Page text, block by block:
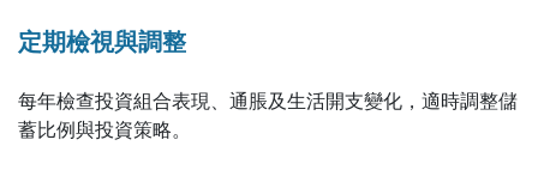
定期檢視與調整
每年檢查投資組合表現、通脹及生活開支變化，適時調整儲
蓄比例與投資策略。